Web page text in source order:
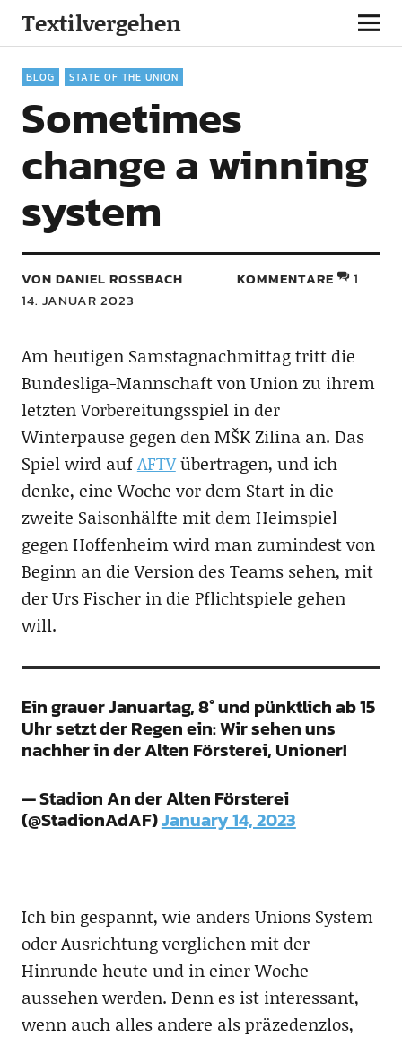
Textilvergehen
BLOG STATE OF THE UNION
Sometimes
change a winning
system
VON DANIEL ROSSBACH
14. JANUAR 2023
KOMMENTARE 1
Am heutigen Samstagnachmittag tritt die
Bundesliga-Mannschaft von Union zu ihrem
letzten Vorbereitungsspiel in der
Winterpause gegen den MŠK Zilina an. Das
Spiel wird aufAFTVübertragen, und ich
denke, eine Woche vor dem Start in die
zweite Saisonhälfte mit dem Heimspiel
gegen Hoffenheim wird man zumindest von
Beginn an die Version des Teams sehen, mit
der Urs Fischer in die Pflichtspiele gehen
will.
Ein grauer Januartag, 8° und pünktlich ab 15
Uhr setzt der Regen ein: Wir sehen uns
nachher in der Alten Försterei, Unioner!
— Stadion An der Alten Försterei
(@StadionAdAF)January 14, 2023
Ich bin gespannt, wie anders Unions System
oder Ausrichtung verglichen mit der
Hinrunde heute und in einer Woche
aussehen werden. Denn es ist interessant,
wenn auch alles andere als präzedenzlos,